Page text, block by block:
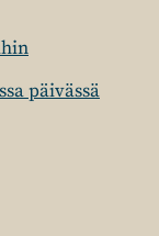
päivässä